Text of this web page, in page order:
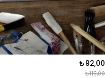
₺92,00
₺115,00